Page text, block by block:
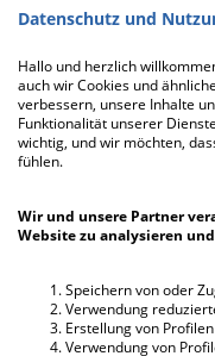
Datenschutz und
Hallo und herzlich
auch wir Cookies und
verbessern, unsere Inhalte
Funktionalität unserer
wichtig, und wir möchten,
fühlen.
Wir und unsere Partner
Website zu analysieren
Speichern von oder
Verwendung
Erstellung von
Verwendung von
Freunde
Brett- /
Mehr über Mich:
Lorem ipsum
sadipscing elitr,
ipsum dolor sit